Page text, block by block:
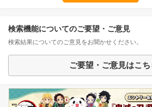
検索機能についてのご要望・ご意見
検索結果についてのご意見をお聞かせください。
ご要望・ご意見はこち